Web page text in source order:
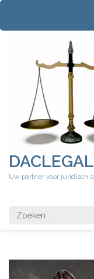
Ga
inhoud
Uw partner voor juridisch